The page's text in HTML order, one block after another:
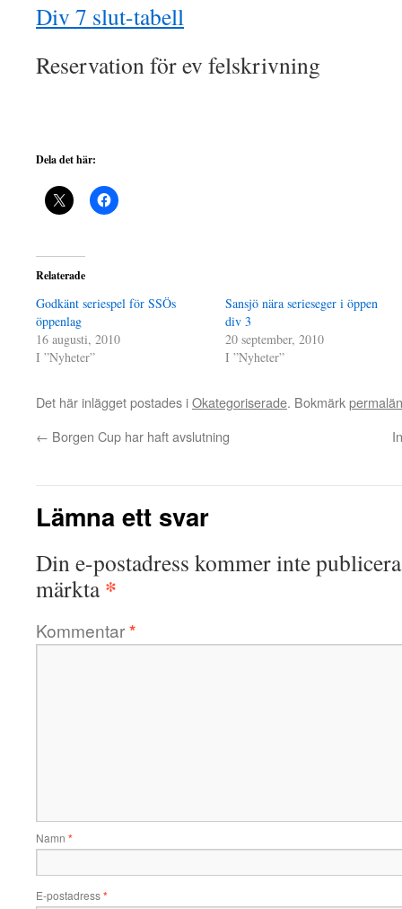
Div 7 slut-tabell
Reservation för ev felskrivning
Dela det här:
Relaterade
Godkänt seriespel för SSÖs
öppenlag
16 augusti, 2010
I ”Nyheter”
Sansjö nära serieseger i öppen
div 3
20 september, 2010
I ”Nyheter”
Det här inlägget postades iOkategoriserade. Bokmärk
← Borgen Cup har haft avslutning
Lämna ett svar
Din e-postadress kommer inte
märkta*
Kommentar*
Namn *
E-postadress*